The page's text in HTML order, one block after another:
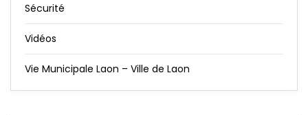
Sécurité
Vidéos
Vie Municipale Laon – Ville de Laon